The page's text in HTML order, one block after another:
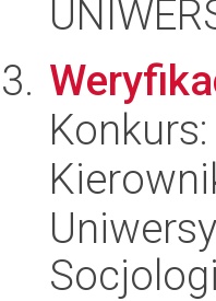
Konkurs: